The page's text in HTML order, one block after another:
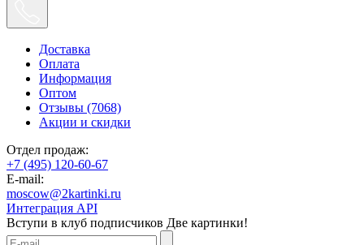
Доставка
Оплата
Информация
Оптом
Отзывы (7068)
Акции и скидки
Отдел продаж:
+7 (495) 120-60-67
E-mail:
moscow@2kartinki.ru
Интеграция API
Вступи в клуб подписчиков Две картинки!